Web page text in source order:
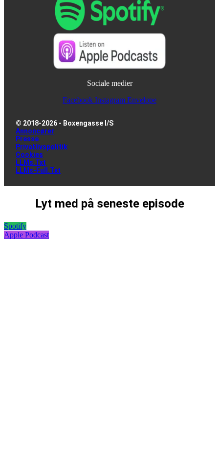
Sociale medier
Facebook Instagram Envelope
© 2018-2026 - Boxengasse I/S
Annoncører
Presse
Privatlivspolitik
Cookies
LLMs.txt
LLMs-Full.txt
Lyt med på seneste episode
Spotify
Apple Podcast